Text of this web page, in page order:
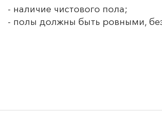
- наличие чистового пола;
- полы должны быть ровными,